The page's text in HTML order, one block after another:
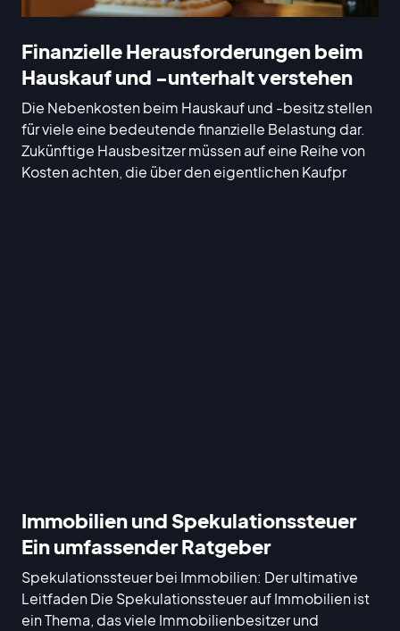
Finanzielle Herausforderungen beim
Hauskauf und -unterhalt verstehen
Die Nebenkosten beim Hauskauf und -besitz stellen
für viele eine bedeutende finanzielle Belastung dar.
Zukünftige Hausbesitzer müssen auf eine Reihe von
Kosten achten, die über den eigentlichen Kaufpr
Immobilien und Spekulationssteuer
Ein umfassender Ratgeber
Spekulationssteuer bei Immobilien: Der ultimative
Leitfaden Die Spekulationssteuer auf Immobilien ist
ein Thema, das viele Immobilienbesitzer und